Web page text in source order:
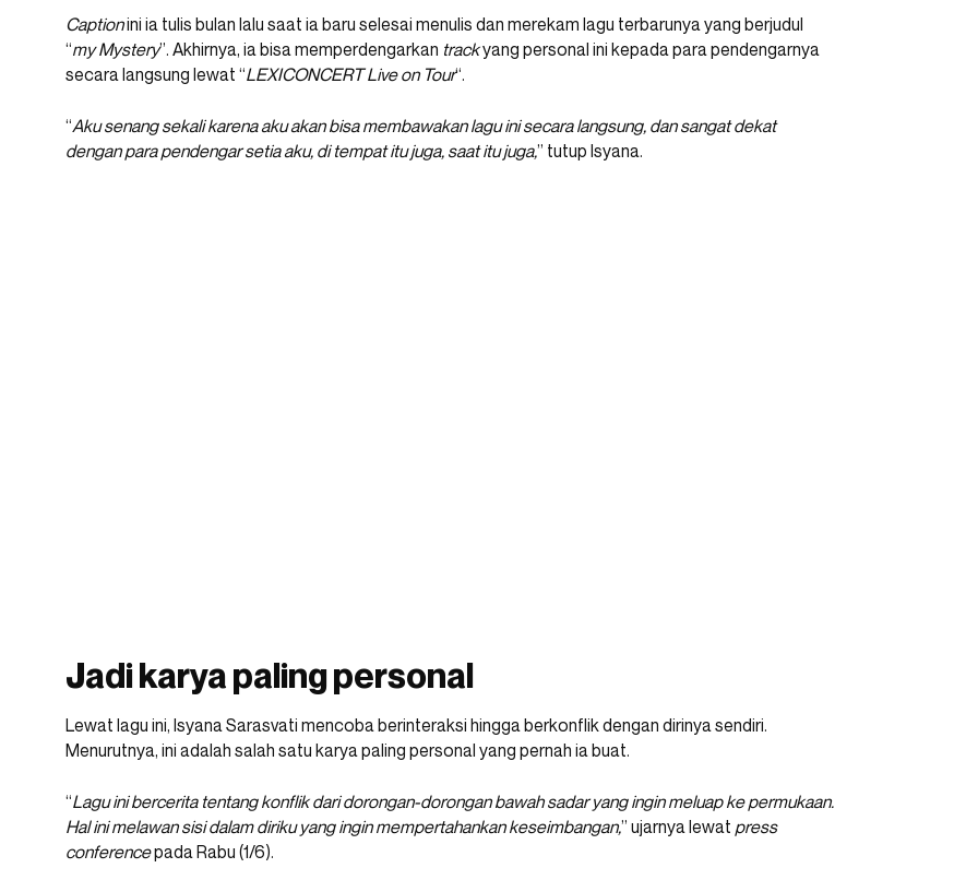
Captionini ia tulis bulan lalu saat ia baru selesai menulis dan merekam lagu terbarunya yang berjudul
“my Mystery”. Akhirnya, ia bisa memperdengarkan trackyang personal ini kepada para pendengarnya
secara langsung lewat “LEXICONCERT Live on Tour“.
“Akusenang sekali karena aku akan bisa membawakan lagu ini secara langsung, dan sangat dekat
dengan para pendengar setia aku, di tempat itu juga, saat itu juga,” tutup Isyana.
Jadi karya paling personal
Lewat lagu ini, Isyana Sarasvati mencoba berinteraksi hingga berkonflik dengan dirinya sendiri.
Menurutnya, ini adalah salah satu karya paling personal yang pernah ia buat.
“Lagu ini bercerita tentang konflik dari dorongan-dorongan bawah sadar yang ingin meluap ke permukaan.
Hal ini melawan sisi dalam diriku yang ingin mempertahankan keseimbangan,” ujarnya lewat press
conferencepada Rabu (1/6).